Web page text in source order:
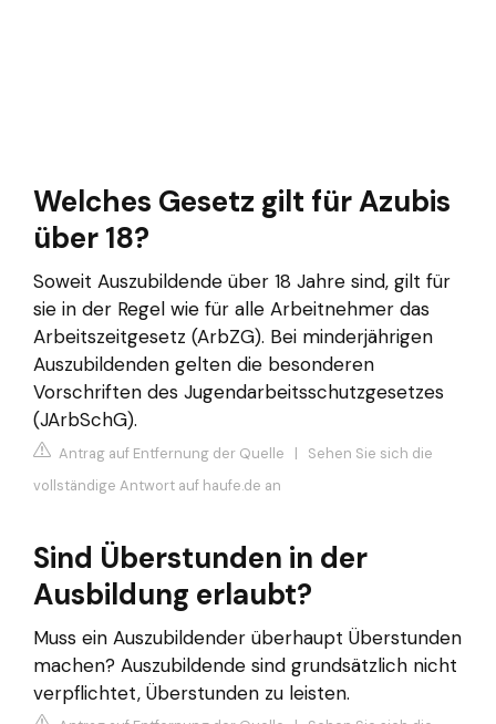
Welches Gesetz gilt für Azubis
über 18?
Soweit Auszubildende über 18 Jahre sind, gilt für
sie in der Regel wie für alle Arbeitnehmer das
Arbeitszeitgesetz (ArbZG). Bei minderjährigen
Auszubildenden gelten die besonderen
Vorschriften des Jugendarbeitsschutzgesetzes
(JArbSchG).
Antrag auf Entfernung der Quelle | Sehen Sie sich die
vollständige Antwort auf haufe.de an
Sind Überstunden in der
Ausbildung erlaubt?
Muss ein Auszubildender überhaupt Überstunden
machen? Auszubildende sind grundsätzlich nicht
verpflichtet, Überstunden zu leisten.